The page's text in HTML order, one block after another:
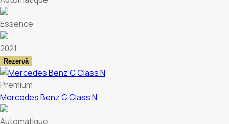
Essence
2021
Rezervă
Premium
Mercedes Benz C Class N
Automatique